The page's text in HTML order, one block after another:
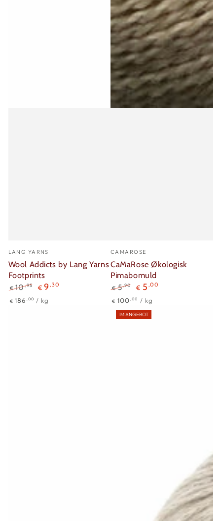
Verkäufer/in:
LANG YARNS
Wool Addicts by Lang Yarns
Footprints
Regulärer
€ 10,95
Verkaufspreis
€ 9 ,30
Stückpreis
€ 186 ,00 / pro
kg
Verkäufer/in:
CAMAROSE
CaMaRose Økologisk
Pimabomuld
Regulärer
Preis
€ 5,90
Verkaufspreis
€ 5 ,00
Stückpreis
€ 100 ,00 / pro
kg
IM ANGEBOT